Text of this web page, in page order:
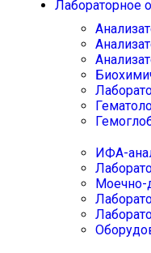
Лабораторное
ИФА-